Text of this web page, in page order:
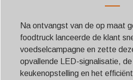
Na ontvangst van de op maat
foodtruck lanceerde de klant
voedselcampagne en zette
opvallende LED-signalisatie,
keukenopstelling en het